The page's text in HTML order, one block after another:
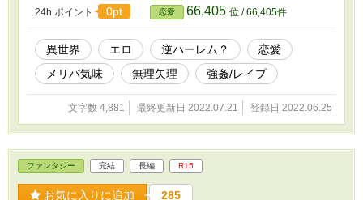
24h.ポイント 0pt 恋愛 66,405 位 / 66,405件
異世界 エロ 逆ハーレム？
恋愛
メリバ気味
無理矢理 強姦/レイプ
文字数 4,881 最終更新日 2022.07.21 登録日 2022.06.25
ファンタジー 完結 長編 R15
お気に入りに追加 285